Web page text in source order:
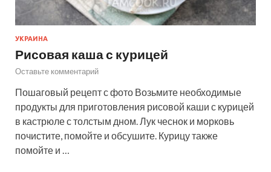
УКРАИНА
Рисовая каша с курицей
Оставьте комментарий
Пошаговый рецепт с фото Возьмите необходимые
продукты для приготовления рисовой каши с курицей
в кастрюле с толстым дном. Лук чеснок и морковь
почистите, помойте и обсушите. Курицу также
помойте и …